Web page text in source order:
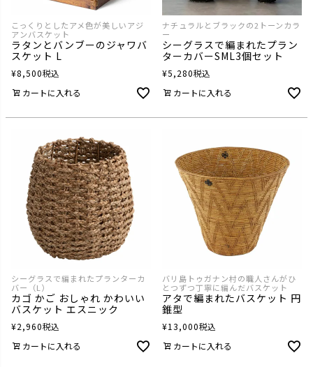
こっくりとしたアメ色が美しいアジ
アンバスケット
ラタンとバンブーのジャワバ
スケット L
¥8,500税込
カートに入れる
ナチュラルとブラックの2トーンカラ
ー
シーグラスで編まれたプラン
ターカバーSML3個セット
¥5,280税込
カートに入れる
シーグラスで編まれたプランターカ
バー（L）
カゴ かご おしゃれ かわいい
バスケット エスニック
¥2,960税込
カートに入れる
バリ島トゥガナン村の職人さんがひ
とつずつ丁寧に編んだバスケット
アタで編まれたバスケット 円
錐型
¥13,000税込
カートに入れる